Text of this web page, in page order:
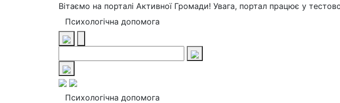
Вітаємо на порталі Активної Громади! Увага, портал працює у
Психологічна допомога
Психологічна допомога